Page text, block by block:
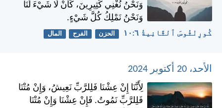
وَنَحْنُ نُغْنِي كَثِيرِينَ، كَأَنْ لَا شَيْءَ لَنَا
وَنَحْنُ نَمْلِكُ كُلَّ شَيْءٍ.
كُورِنْثُوسَ ٱلثَّانِيةُ ٦:‏١٠ الحزن الفرح المال
الأحد، 20 أكتوبر 2024
لِأَنَّنَا إِنْ عِشْنَا فَلِلرَّبِّ نَعِيشُ، وَإِنْ مُتْنَا
فَلِلرَّبِّ نَمُوتُ. فَإِنْ عِشْنَا وَإِنْ مُتْنَا